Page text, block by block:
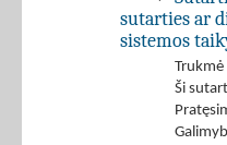
sutarties ar
sistemos
Trukmė
Ši